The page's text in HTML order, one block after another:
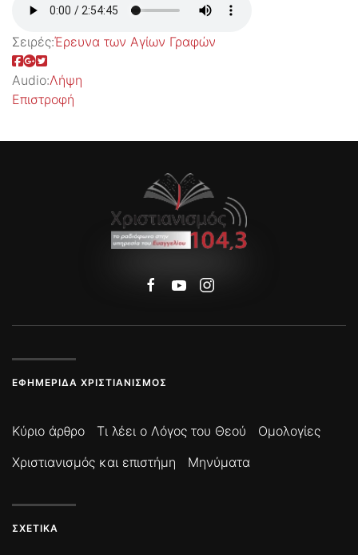
Σειρές:Έρευνα των Αγίων Γραφών
Audio:Λήψη
Επιστροφή
ΕΦΗΜΕΡΊΔΑ ΧΡΙΣΤΙΑΝΙΣΜΌΣ
Κύριο άρθρο Τι λέει ο Λόγος του Θεού
Ομολογίες
Χριστιανισμός και επιστήμη
Μηνύματα
ΣΧΕΤΙΚΆ